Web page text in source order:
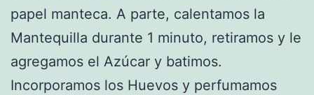
papel manteca. A parte, calentamos la
Mantequilla durante 1 minuto, retiramos y le
agregamos el Azúcar y batimos.
Incorporamos los Huevos y perfumamos